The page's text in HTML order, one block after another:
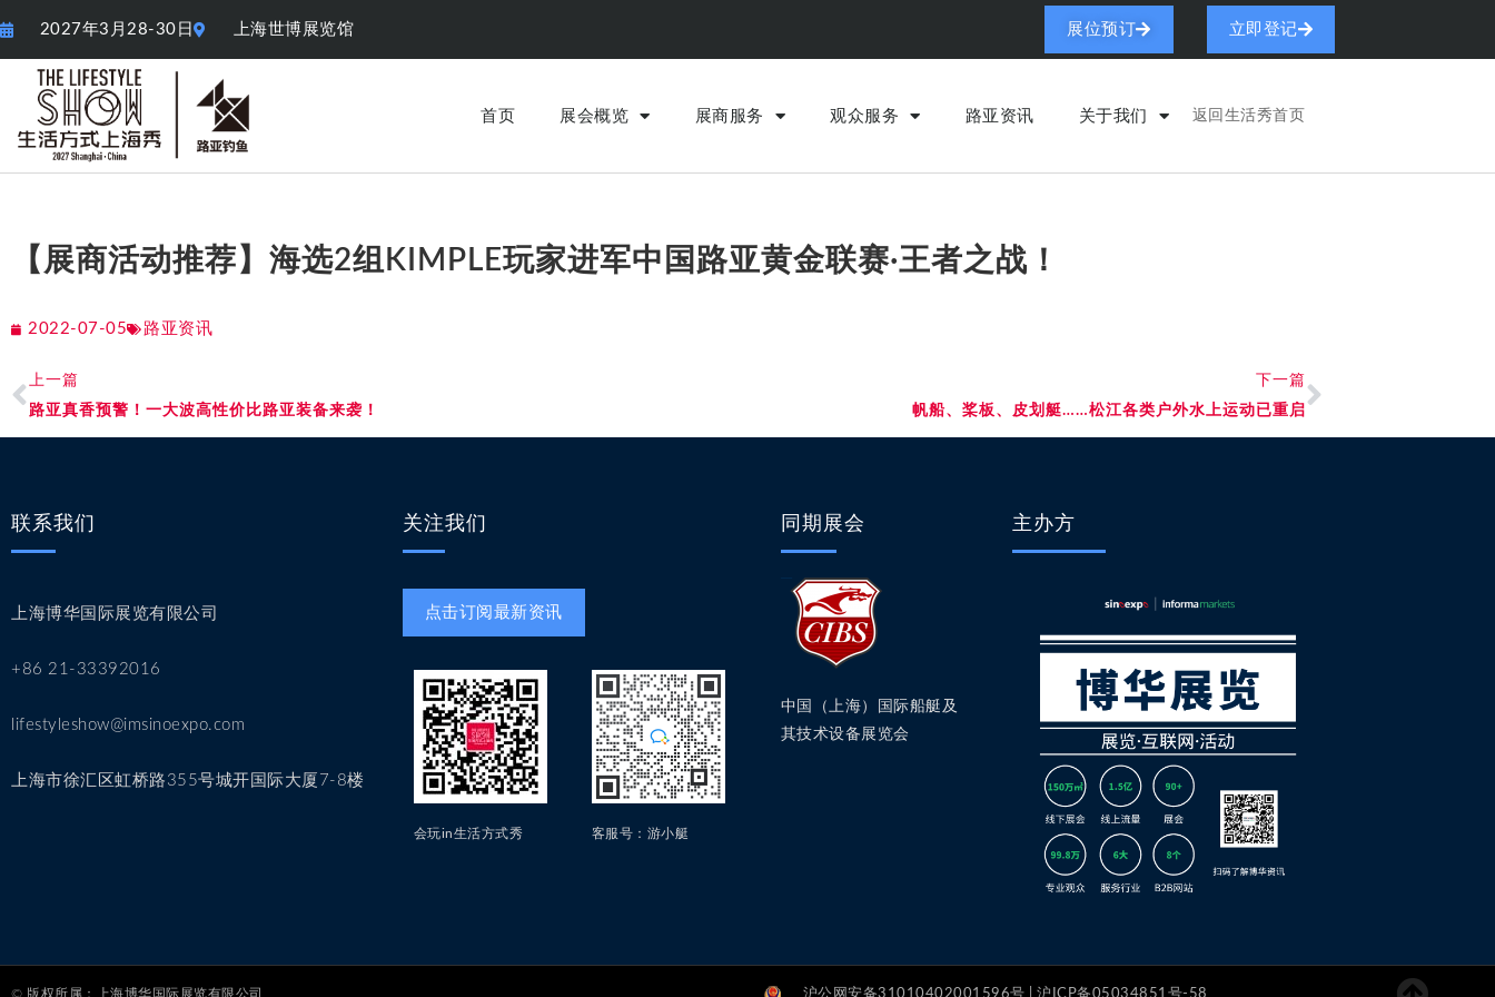
2027年3月28-30日 上海世博展览馆 展位预订 立即登记
首页 展会概览 展商服务 观众服务 路亚资讯 关于我们 返回生活秀首页
【展商活动推荐】海选2组KIMPLE玩家进军中国路亚黄金联赛·王者之战！
2022-07-05 路亚资讯
上一篇
路亚真香预警！一大波高性价比路亚装备来袭！
下一篇
帆船、桨板、皮划艇……松江各类户外水上运动已重启
联系我们
上海博华国际展览有限公司
+86 21-33392016
lifestyleshow@imsinoexpo.com
上海市徐汇区虹桥路355号城开国际大厦7-8楼
关注我们
点击订阅最新资讯
会玩in生活方式秀 客服号：游小艇
同期展会
中国（上海）国际船艇及
其技术设备展览会
主办方
© 版权所属：上海博华国际展览有限公司 沪公网安备31010402001596号 | 沪ICP备05034851号-58